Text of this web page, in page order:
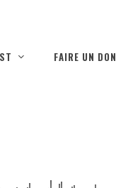
FAIRE UN DON